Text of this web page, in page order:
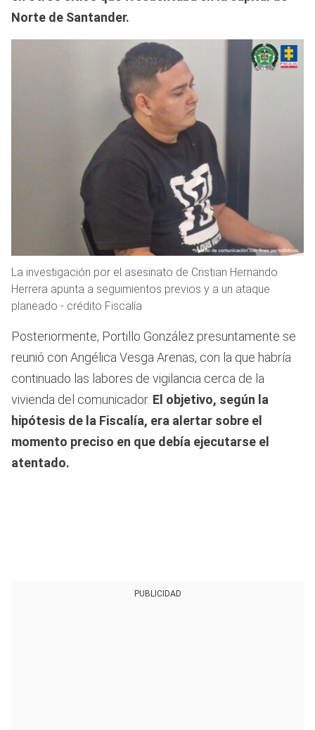
Norte de Santander.
La investigación por el asesinato de Cristian Hernando
Herrera apunta a seguimientos previos y a un ataque
planeado - crédito Fiscalía
Posteriormente, Portillo González presuntamente se
reunió con Angélica Vesga Arenas, con la que habría
continuado las labores de vigilancia cerca de la
vivienda del comunicador. El objetivo, según la
hipótesis de la Fiscalía, era alertar sobre el
momento preciso en que debía ejecutarse el
atentado.
PUBLICIDAD